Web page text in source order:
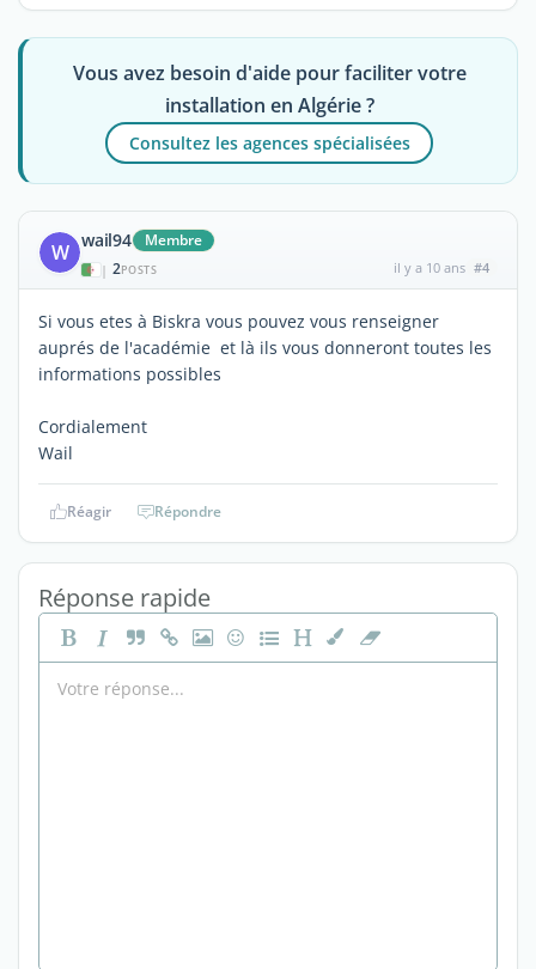
Vous avez besoin d'aide pour faciliter votre
installation en Algérie ?
Consultez les agences spécialisées
W wail94 Membre
| 2POSTS il y a 10 ans #4
Si vous etes à Biskra vous pouvez vous renseigner
auprés de l'académie et là ils vous donneront toutes les
informations possibles
Cordialement
Wail
Réagir Répondre
Réponse rapide